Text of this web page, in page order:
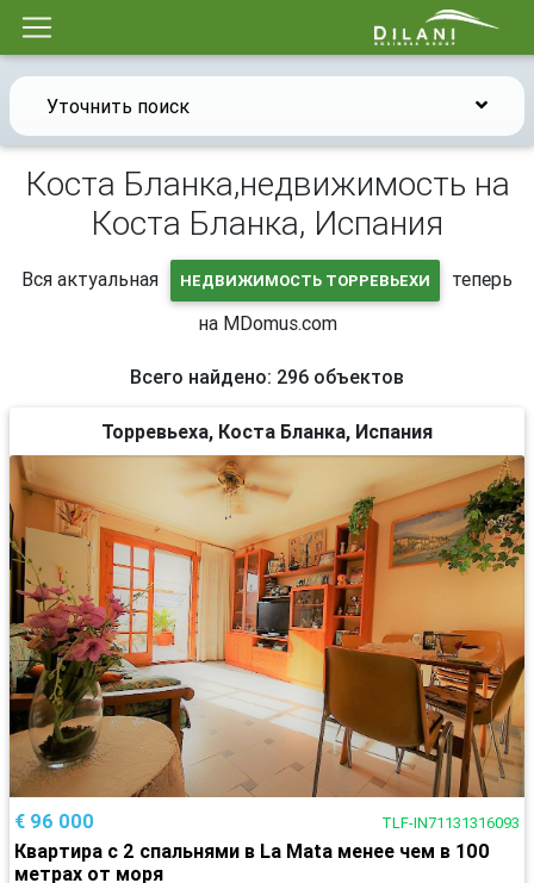
Уточнить поиск
Коста Бланка,недвижимость на
Коста Бланка, Испания
Вся актуальная НЕДВИЖИМОСТЬ ТОРРЕВЬЕХИ
теперь
на MDomus.com
Всего найдено: 296 объектов
Торревьеха, Коста Бланка, Испания
€ 96 000 TLF-IN71131316093
Квартира с 2 спальнями в La Mata менее чем в 100
метрах от моря